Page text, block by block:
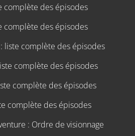
complète des épisodes
complète des épisodes
liste complète des épisodes
complète des épisodes
complète des épisodes
complète des épisodes
: Ordre de visionnage